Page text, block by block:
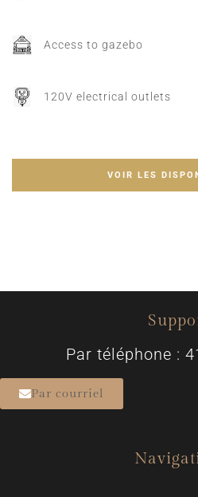
Access to gazebo
120V electrical outlets
VOIR LES
Par téléphone :
Par courriel